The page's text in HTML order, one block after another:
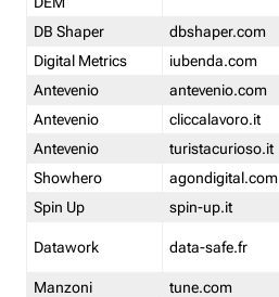
DB Shaper
dbshaper.com
Digital Metrics
iubenda.com
Antevenio
antevenio.com
Antevenio
cliccalavoro.it
Antevenio
turistacurioso.it
Showhero
agondigital.com
Spin Up
spin-up.it
Datawork data-safe.fr
Manzoni
tune.com